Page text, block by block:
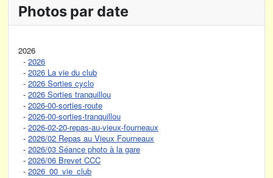
Photos par date
2026
- 2026
- 2026 La vie du club
- 2026 Sorties cyclo
- 2026 Sorties tranquillou
- 2026-00-sorties-route
- 2026-00-sorties-tranquillou
- 2026-02-20-repas-au-vieux-fourneaux
- 2026/02 Repas au Vieux Fourneaux
- 2026/03 Séance photo à la gare
- 2026/06 Brevet CCC
- 2026_00_vie_club